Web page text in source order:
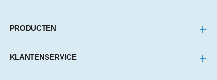
PRODUCTEN
KLANTENSERVICE